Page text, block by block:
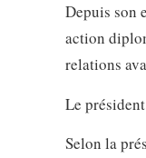
Depuis son
action
relations
Le
Selon la